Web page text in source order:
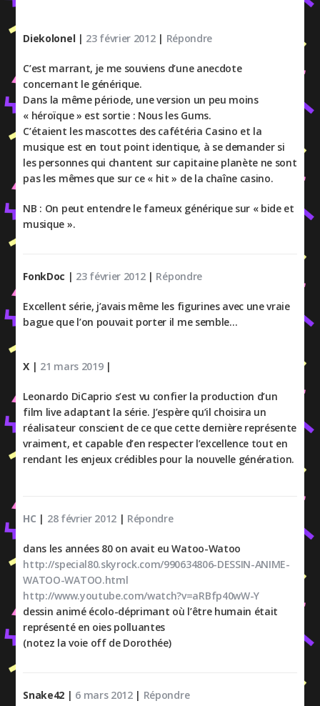
Diekolonel | 23 février 2012| Répondre
C’est marrant, je me souviens d’une anecdote
concernant le générique.
Dans la même période, une version un peu moins
« héroïque » est sortie : Nous les Gums.
C’étaient les mascottes des cafétéria Casino et la
musique est en tout point identique, à se demander si
les personnes qui chantent sur capitaine planète ne sont
pas les mêmes que sur ce « hit » de la chaîne casino.
NB : On peut entendre le fameux générique sur « bide et
musique ».
FonkDoc | 23 février 2012| Répondre
Excellent série, j’avais même les figurines avec une vraie
bague que l’on pouvait porter il me semble…
X | 21 mars 2019|
Leonardo DiCaprio s’est vu confier la production d’un
film live adaptant la série. J’espère qu’il choisira un
réalisateur conscient de ce que cette dernière représente
vraiment, et capable d’en respecter l’excellence tout en
rendant les enjeux crédibles pour la nouvelle génération.
HC | 28 février 2012 | Répondre
dans les années 80 on avait eu Watoo-Watoo
http://special80.skyrock.com/990634806-DESSIN-ANIME-
WATOO-WATOO.html
http://www.youtube.com/watch?v=aRBfp40wW-Y
dessin animé écolo-déprimant où l’être humain était
représenté en oies polluantes
(notez la voie off de Dorothée)
Snake42 | 6 mars 2012| Répondre